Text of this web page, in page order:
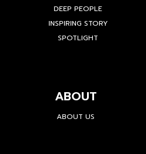
DEEP PEOPLE
INSPIRING STORY
SPOTLIGHT
ABOUT
ABOUT US